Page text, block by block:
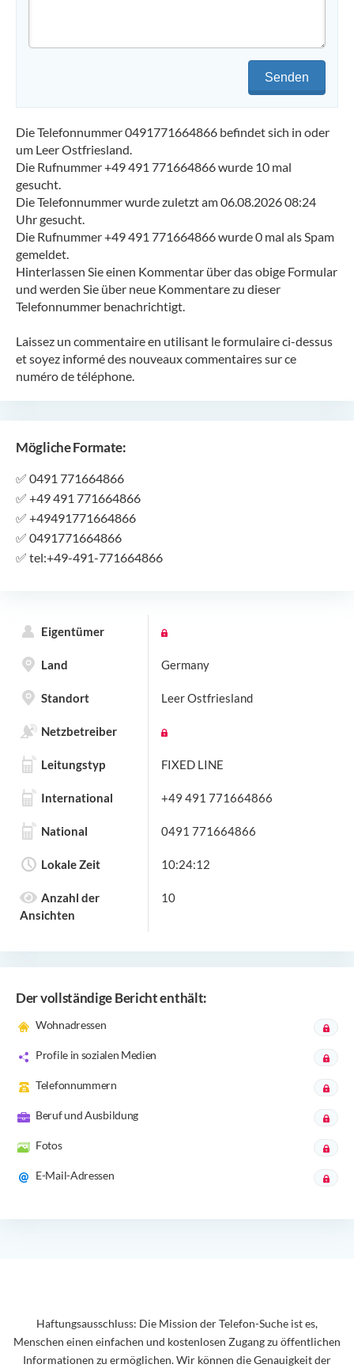
Senden
Die Telefonnummer 0491771664866 befindet sich in oder
um Leer Ostfriesland.
Die Rufnummer +49 491 771664866 wurde 10 mal
gesucht.
Die Telefonnummer wurde zuletzt am 06.08.2026 08:24
Uhr gesucht.
Die Rufnummer +49 491 771664866 wurde 0 mal als Spam
gemeldet.
Hinterlassen Sie einen Kommentar über das obige Formular
und werden Sie über neue Kommentare zu dieser
Telefonnummer benachrichtigt.
Laissez un commentaire en utilisant le formulaire ci-dessus
et soyez informé des nouveaux commentaires sur ce
numéro de téléphone.
Mögliche Formate:
✅ 0491 771664866
✅ +49 491 771664866
✅ +49491771664866
✅ 0491771664866
✅ tel:+49-491-771664866
Eigentümer
Land Germany
Standort Leer Ostfriesland
Netzbetreiber
Leitungstyp FIXED LINE
International +49 491 771664866
National 0491 771664866
Lokale Zeit 10:24:12
Anzahl der
Ansichten
10
Der vollständige Bericht enthält:
Wohnadressen
Profile in sozialen Medien
Telefonnummern
Beruf und Ausbildung
Fotos
E-Mail-Adressen
Haftungsausschluss: Die Mission der Telefon-Suche ist es,
Menschen einen einfachen und kostenlosen Zugang zu öffentlichen
Informationen zu ermöglichen. Wir können die Genauigkeit der